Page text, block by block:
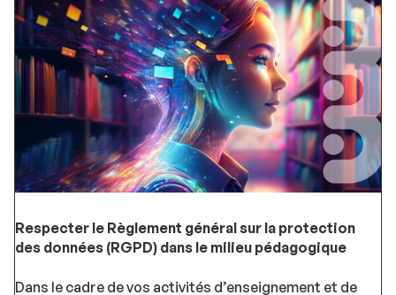
Respecter le Règlement général sur la protection
des données (RGPD) dans le milieu pédagogique
Dans le cadre de vos activités d’enseignement et de